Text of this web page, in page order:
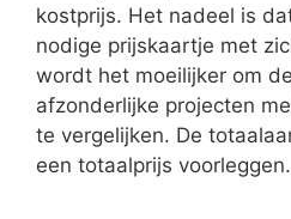
kostprijs. Het nadeel is
nodige prijskaartje met
wordt het moeilijker om
afzonderlijke projecten
te vergelijken. De
een totaalprijs voorleggen.